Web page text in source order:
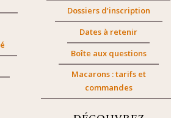
Dossiers d’inscription
Dates à retenir
Boîte aux questions
Macarons : tarifs et
commandes